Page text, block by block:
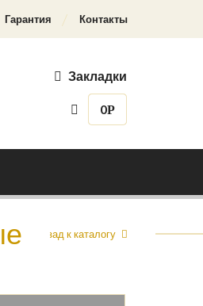
Гарантия Контакты
Закладки
0Р
Назад к каталогу